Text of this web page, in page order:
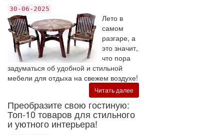
30-06-2025
Лето в
самом
разгаре, а
это значит,
что пора
задуматься об удобной и стильной
мебели для отдыха на свежем воздухе!
Читать далее
Преобразите свою гостиную:
Топ-10 товаров для стильного
и уютного интерьера!